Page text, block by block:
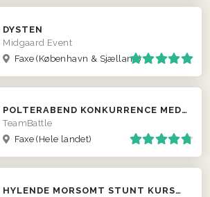
DYSTEN
Midgaard Event
Faxe(København & Sjælland)
POLTERABEND KONKURRENCE MED SEGWAY
TeamBattle
Faxe(Hele landet)
HYLENDE MORSOMT STUNT KURSUS TIL FIRMAER